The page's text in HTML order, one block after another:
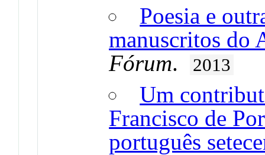
Poesia e
manuscritos do
Fórum. 2013
Um
Francisco de
português